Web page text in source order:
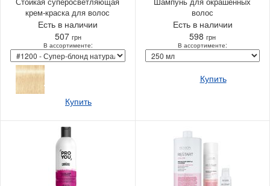
крем-краска для волос
Есть в наличии
507 грн
В ассортименте:
Купить
волос
Есть в наличии
598 грн
В ассортименте:
Купить